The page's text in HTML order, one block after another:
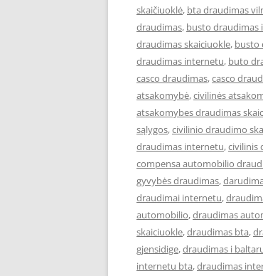
skaičiuoklė, bta draudimas
draudimas, busto draudimas
draudimas skaiciuokle, busto
draudimas internetu, buto
casco draudimas,casco
atsakomybė,civilinės
atsakomybes draudimas
sąlygos,civilinio draudimo
draudimas internetu,civilinis
compensa automobilio
gyvybės draudimas,
draudimai internetu,
automobilio,draudimas
skaiciuokle,draudimas bta,
gjensidige,draudimas i
internetu bta,draudimas